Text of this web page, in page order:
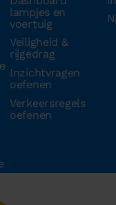
lampjes en
voertuig
Veiligheid &
rijgedrag
Inzichtvragen
oefenen
Verkeersregels
oefenen